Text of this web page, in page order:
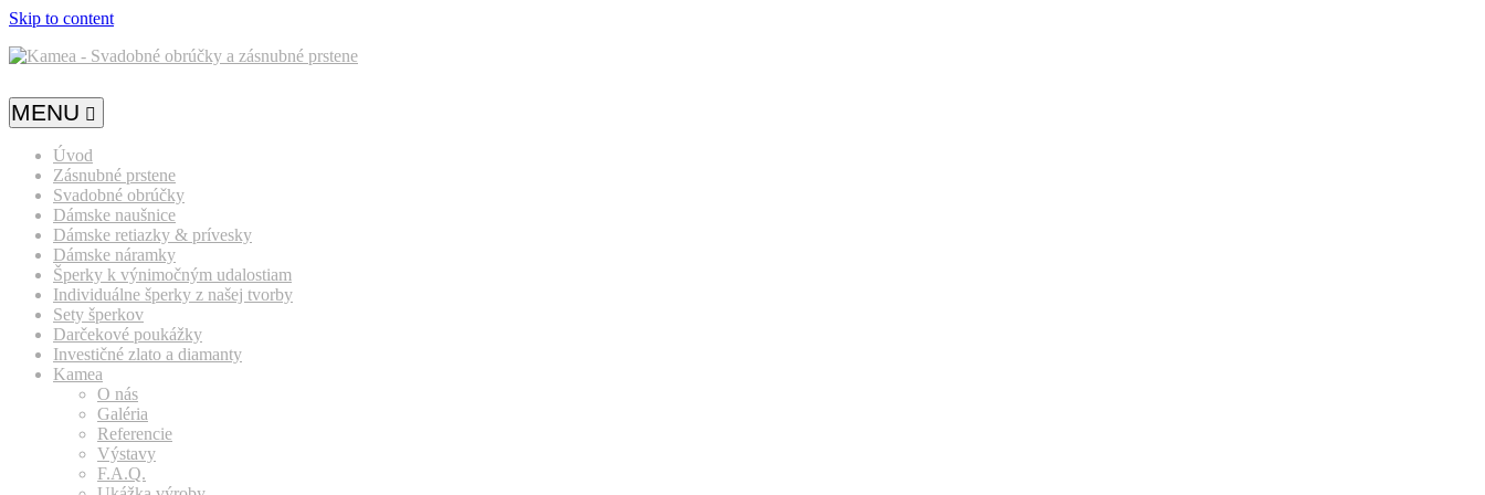
Skip to content
MENU
Úvod
Zásnubné prstene
Svadobné obrúčky
Dámske naušnice
Dámske retiazky & prívesky
Dámske náramky
Šperky k výnimočným udalostiam
Individuálne šperky z našej tvorby
Sety šperkov
Darčekové poukážky
Investičné zlato a diamanty
Kamea
O nás
Galéria
Referencie
Výstavy
F.A.Q.